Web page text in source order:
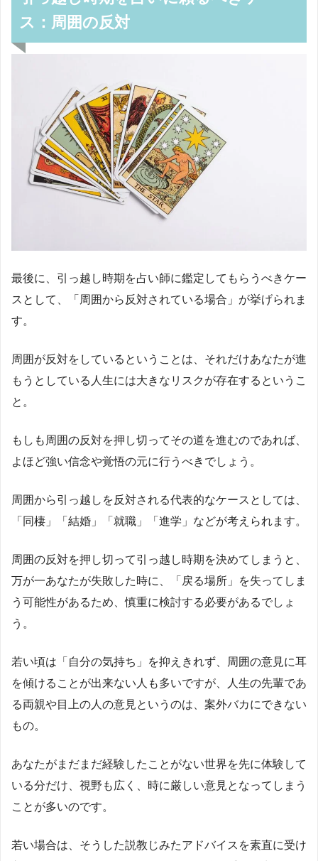
ス：周囲の反対
最後に、引っ越し時期を占い師に鑑定してもらうべきケー
スとして、「周囲から反対されている場合」が挙げられま
す。
周囲が反対をしているということは、それだけあなたが進
もうとしている人生には大きなリスクが存在するというこ
と。
もしも周囲の反対を押し切ってその道を進むのであれば、
よほど強い信念や覚悟の元に行うべきでしょう。
周囲から引っ越しを反対される代表的なケースとしては、
「同棲」「結婚」「就職」「進学」などが考えられます。
周囲の反対を押し切って引っ越し時期を決めてしまうと、
万が一あなたが失敗した時に、「戻る場所」を失ってしま
う可能性があるため、慎重に検討する必要があるでしょ
う。
若い頃は「自分の気持ち」を抑えきれず、周囲の意見に耳
を傾けることが出来ない人も多いですが、人生の先輩であ
る両親や目上の人の意見というのは、案外バカにできない
もの。
あなたがまだまだ経験したことがない世界を先に体験して
いる分だけ、視野も広く、時に厳しい意見となってしまう
ことが多いのです。
若い場合は、そうした説教じみたアドバイスを素直に受け